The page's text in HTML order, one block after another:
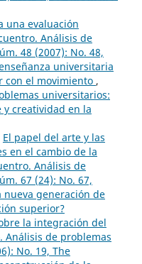
una evaluación
Análisis de
48 (2007): No. 48,
universitaria
con el movimiento ,
universitarios:
y creatividad en la
El papel del arte y las
en el cambio de la
Análisis de
67 (24): No. 67,
nueva generación de
superior?
la integración del
Análisis de problemas
No. 19, The